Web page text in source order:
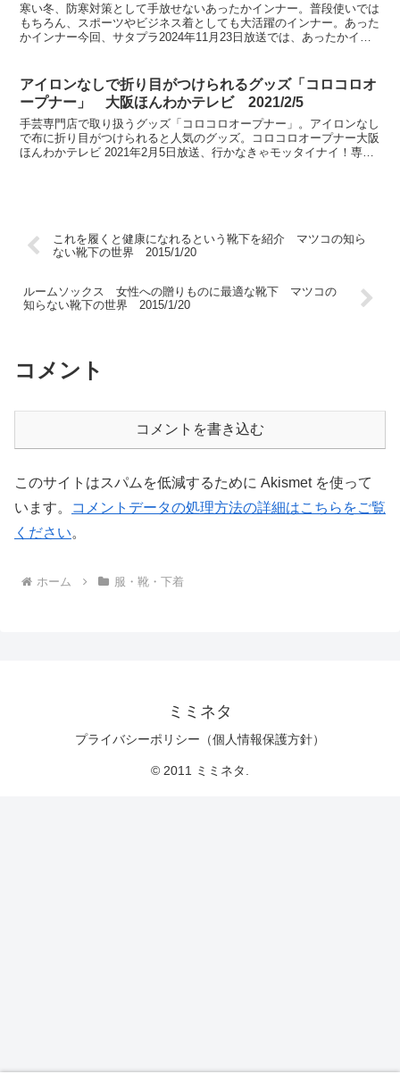
寒い冬、防寒対策として手放せないあったかインナー。普段使いでは
もちろん、スポーツやビジネス着としても大活躍のインナー。あった
かインナー今回、サタプラ2024年11月23日放送では、あったかイン
アイロンなしで折り目がつけられるグッズ「コロコロオ
ープナー」 大阪ほんわかテレビ 2021/2/5
手芸専門店で取り扱うグッズ「コロコロオープナー」。アイロンなし
で布に折り目がつけられると人気のグッズ。コロコロオープナー大阪
ほんわかテレビ 2021年2月5日放送、行かなきゃモッタイナイ！専門
これを履くと健康になれるという靴下を紹介 マツコの知ら
ない靴下の世界 2015/1/20
ルームソックス 女性への贈りものに最適な靴下 マツコの
知らない靴下の世界 2015/1/20
コメント
コメントを書き込む
このサイトはスパムを低減するために Akismet を使って
います。
コメントデータの処理方法の詳細はこちらをご覧
ください。
ホーム 服・靴・下着
ミミネタ
プライバシーポリシー（個人情報保護方針）
© 2011 ミミネタ.